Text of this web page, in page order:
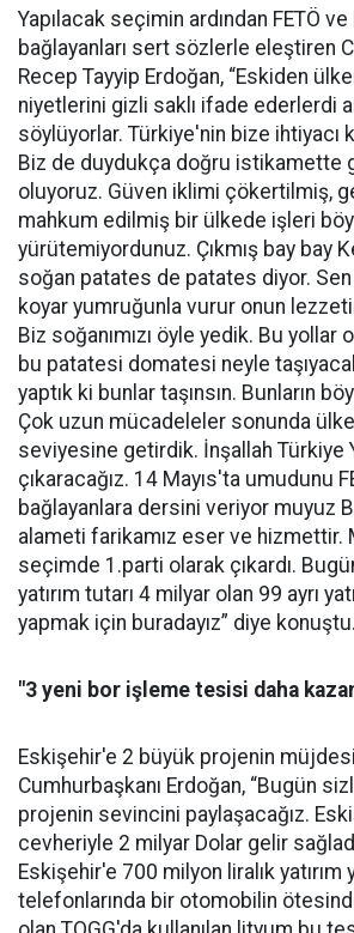
Yapılacak seçimin ardından FETÖ
bağlayanları sert sözlerle eleştiren
Recep Tayyip Erdoğan, “Eskiden
niyetlerini gizli saklı ifade ederlerdi
söylüyorlar. Türkiye'nin bize ihtiyacı
Biz de duydukça doğru istikamette
oluyoruz. Güven iklimi çökertilmiş,
mahkum edilmiş bir ülkede işleri
yürütemiyordunuz. Çıkmış bay bay
soğan patates de patates diyor. Sen
koyar yumruğunla vurur onun
Biz soğanımızı öyle yedik. Bu yollar
bu patatesi domatesi neyle
yaptık ki bunlar taşınsın. Bunların
Çok uzun mücadeleler sonunda
seviyesine getirdik. İnşallah Türkiye
çıkaracağız. 14 Mayıs'ta umudunu
bağlayanlara dersini veriyor muyuz
alameti farikamız eser ve hizmettir.
seçimde 1.parti olarak çıkardı.
yatırım tutarı 4 milyar olan 99 ayrı
yapmak için buradayız” diye konuştu.
"3 yeni bor işleme tesisi daha
Eskişehir'e 2 büyük projenin
Cumhurbaşkanı Erdoğan, “Bugün
projenin sevincini paylaşacağız.
cevheriyle 2 milyar Dolar gelir
Eskişehir'e 700 milyon liralık yatırım
telefonlarında bir otomobilin